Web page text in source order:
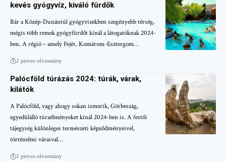
kevés gyógyvíz, kiváló fürdők
Bár a Közép-Dunántúl gyógyvizekben szegényebb térség,
mégis több remek gyógyfürdőt kínál a látogatóknak 2024-
ben. A régió – amely Fejér, Komárom-Esztergom…
2 perces olvasmány
Palócföld túrázás 2024: túrák, várak,
kilátók
A Palócföld, vagy ahogy sokan ismerik, Görbeszág,
egyedülálló túraélményeket kínál 2024-ben is. A festői
tájegység különleges természeti képződményeivel,
történelmi váraival…
2 perces olvasmány